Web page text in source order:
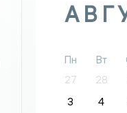
Пн Вт
27
28
3
4